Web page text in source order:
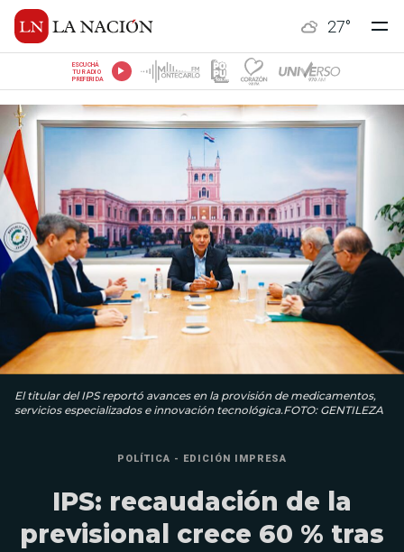
27°
ESCUCHÁ
TU RADIO
PREFERIDA
El titular del IPS reportó avances en la provisión de medicamentos,
servicios especializados e innovación tecnológica.FOTO: GENTILEZA
POLÍTICA - EDICIÓN IMPRESA
IPS: recaudación de la
previsional crece 60 % tras